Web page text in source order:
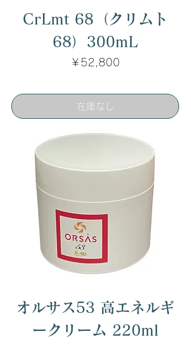
CrLmt 68（クリムト
68）300mL
価格
￥52,800
在庫なし
オルサス53 高エネルギ
ークリーム 220ml